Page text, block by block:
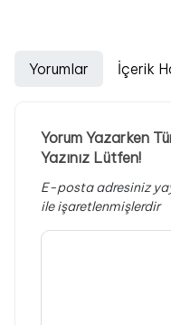
Yorumlar İçerik
Yorum Yazarken
Yazınız Lütfen!
E-posta adresiniz
ile işaretlenmişlerdir